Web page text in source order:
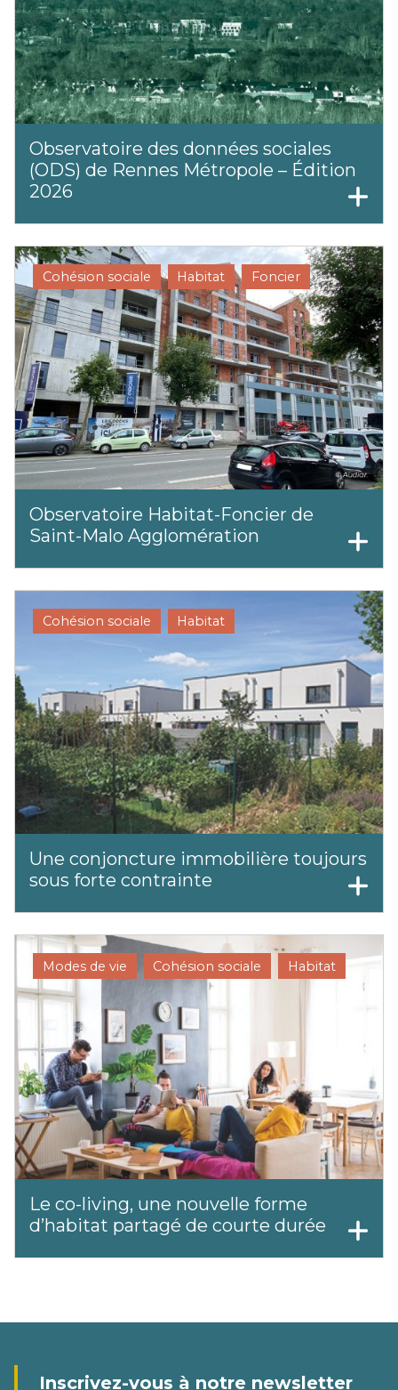
Observatoire des données sociales
(ODS) de Rennes Métropole – Édition
2026
Cohésion sociale Habitat Foncier
Observatoire Habitat-Foncier de
Saint-Malo Agglomération
Cohésion sociale Habitat
Une conjoncture immobilière toujours
sous forte contrainte
Modes de vie Cohésion sociale Habitat
Le co-living, une nouvelle forme
d’habitat partagé de courte durée
Inscrivez-vous à notre newsletter